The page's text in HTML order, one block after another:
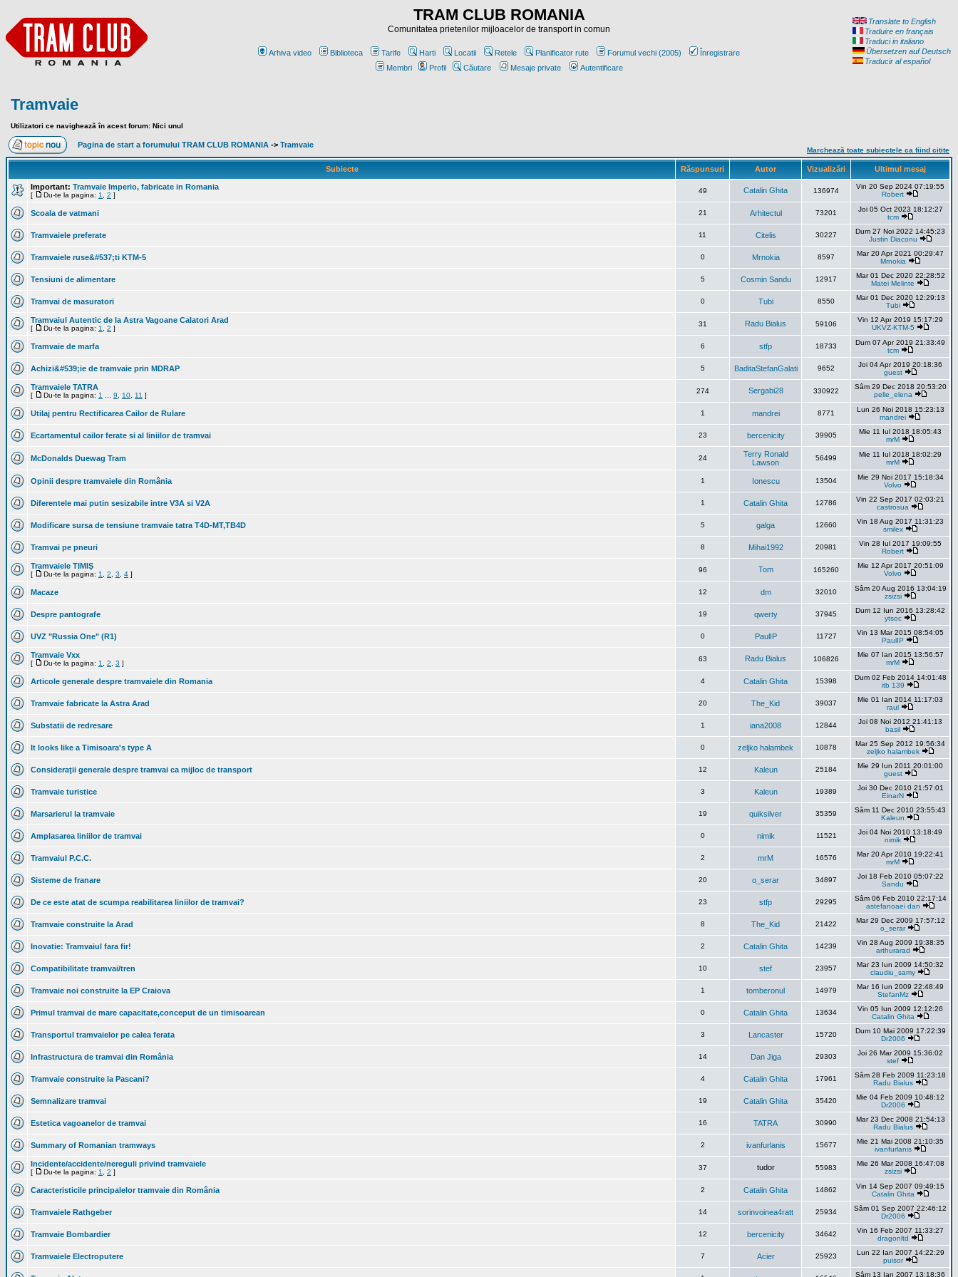
TRAM CLUB ROMANIA
Comunitatea prietenilor mijloacelor de transport in comun
Arhiva video Biblioteca Tarife Harti Locatii Retele Planificator rute Forumul vechi (2005)
Înregistrare
Membri
Profil Căutare Mesaje private Autentificare
Translate to English
Traduire en français
Traduci in italiano
Übersetzen auf Deutsch
Traducir al español
Tramvaie
Utilizatori ce navighează în acest forum: Nici unul
Pagina de start a forumului TRAM CLUB ROMANIA -> Tramvaie
Marchează toate subiectele ca fiind citite
Subiecte Răspunsuri Autor Vizualizări Ultimul mesaj
Important: Tramvaie Imperio, fabricate in Romania
[ Du-te la pagina: 1 2 ]
49 Catalin Ghita 136974
Vin 20 Sep 2024 07:19:55
Robert
Scoala de vatmani 21 Arhitectul 73201
Joi 05 Oct 2023 18:12:27
tcm
Tramvaiele preferate 11 Citelis 30227
Dum 27 Noi 2022 14:45:23
Justin Diaconu
Tramvaiele ruse&#537;ti KTM-5 0 Mrnokia 8597
Mar 20 Apr 2021 00:29:47
Mrnokia
Tensiuni de alimentare 5 Cosmin Sandu 12917
Mar 01 Dec 2020 22:28:52
Matei Melinte
Tramvai de masuratori 0 Tubi 8550
Mar 01 Dec 2020 12:29:13
Tubi
Tramvaiul Autentic de la Astra Vagoane Calatori Arad
[ Du-te la pagina: 1 2 ]
31 Radu Bialus 59106
Vin 12 Apr 2019 15:17:29
UKVZ-KTM-5
Tramvaie de marfa 6 stfp 18733
Dum 07 Apr 2019 21:33:49
tcm
Achizi&#539;ie de tramvaie prin MDRAP 5 BaditaStefanGalati 9652
Joi 04 Apr 2019 20:18:36
guest
Tramvaiele TATRA
[ Du-te la pagina: 1 9 10 11 ]
274 Sergabi28 330922
Sâm 29 Dec 2018 20:53:20
pelle_elena
Utilaj pentru Rectificarea Cailor de Rulare 1 mandrei 8771
Lun 26 Noi 2018 15:23:13
mandrei
Ecartamentul cailor ferate si al liniilor de tramvai 23 bercenicity 39905
Mie 11 Iul 2018 18:05:43
mrM
McDonalds Duewag Tram 24
Terry Ronald
Lawson
56499
Mie 11 Iul 2018 18:02:29
mrM
Opinii despre tramvaiele din România 1 Ionescu 13504
Mie 29 Noi 2017 15:18:34
Volvo
Diferentele mai putin sesizabile intre V3A si V2A 1 Catalin Ghita 12786
Vin 22 Sep 2017 02:03:21
castrosua
Modificare sursa de tensiune tramvaie tatra T4D-MT,TB4D 5 galga 12660
Vin 18 Aug 2017 11:31:23
smilex
Tramvai pe pneuri 8 Mihai1992 20981
Vin 28 Iul 2017 19:09:55
Robert
Tramvaiele TIMIŞ
[ Du-te la pagina: 1 2 3 4 ]
96 Tom 165260
Mie 12 Apr 2017 20:51:09
Volvo
Macaze 12 dm 32010
Sâm 20 Aug 2016 13:04:19
zsizsi
Despre pantografe 19 qwerty 37945
Dum 12 Iun 2016 13:28:42
ytsoc
UVZ "Russia One" (R1) 0 PaulIP 11727
Vin 13 Mar 2015 08:54:05
PaulIP
Tramvaie Vxx
[ Du-te la pagina: 1 2 3 ]
63 Radu Bialus 106826
Mie 07 Ian 2015 13:56:57
mrM
Articole generale despre tramvaiele din Romania 4 Catalin Ghita 15398
Dum 02 Feb 2014 14:01:48
itb 139
Tramvaie fabricate la Astra Arad 20 The_Kid 39037
Mie 01 Ian 2014 11:17:03
raul
Substatii de redresare 1 iana2008 12844
Joi 08 Noi 2012 21:41:13
basil
It looks like a Timisoara's type A 0 zeljko halambek 10878
Mar 25 Sep 2012 19:56:34
zeljko halambek
Consideraţii generale despre tramvai ca mijloc de transport 12 Kaleun 25184
Mie 29 Iun 2011 20:01:00
guest
Tramvaie turistice 3 Kaleun 19389
Joi 30 Dec 2010 21:57:01
EinarN
Marsarierul la tramvaie 19 quiksilver 35359
Sâm 11 Dec 2010 23:55:43
Kaleun
Amplasarea liniilor de tramvai 0 nimik 11521
Joi 04 Noi 2010 13:18:49
nimik
Tramvaiul P.C.C. 2 mrM 16576
Mar 20 Apr 2010 19:22:41
mrM
Sisteme de franare 20 o_serar 34897
Joi 18 Feb 2010 05:07:22
Sandu
De ce este atat de scumpa reabilitarea liniilor de tramvai? 23 stfp 29295
Sâm 06 Feb 2010 22:17:14
astefanoaei dan
Tramvaie construite la Arad 8 The_Kid 21422
Mar 29 Dec 2009 17:57:12
o_serar
Inovatie: Tramvaiul fara fir! 2 Catalin Ghita 14239
Vin 28 Aug 2009 19:38:35
arthurarad
Compatibilitate tramvai/tren 10 stef 23957
Mar 23 Iun 2009 14:50:32
claudiu_samy
Tramvaie noi construite la EP Craiova 1 tomberonul 14979
Mar 16 Iun 2009 22:48:49
StefanMz
Primul tramvai de mare capacitate,conceput de un timisoarean 0 Catalin Ghita 13634
Vin 05 Iun 2009 12:12:26
Catalin Ghita
Transportul tramvaielor pe calea ferata 3 Lancaster 15720
Dum 10 Mai 2009 17:22:39
Dr2006
Infrastructura de tramvai din România 14 Dan Jiga 29303
Joi 26 Mar 2009 15:36:02
stef
Tramvaie construite la Pascani? 4 Catalin Ghita 17961
Sâm 28 Feb 2009 11:23:18
Radu Bialus
Semnalizare tramvai 19 Catalin Ghita 35420
Mie 04 Feb 2009 10:48:12
Dr2006
Estetica vagoanelor de tramvai 16 TATRA 30990
Mar 23 Dec 2008 21:54:13
Radu Bialus
Summary of Romanian tramways 2 ivanfurlanis 15677
Mie 21 Mai 2008 21:10:35
ivanfurlanis
Incidente/accidente/nereguli privind tramvaiele
[ Du-te la pagina: 1 2 ]
37 tudor 55983
Mie 26 Mar 2008 16:47:08
zsizsi
Caracteristicile principalelor tramvaie din România 2 Catalin Ghita 14862
Vin 14 Sep 2007 09:49:15
Catalin Ghita
Tramvaiele Rathgeber 14 sorinvoinea4ratt 25934
Sâm 01 Sep 2007 22:46:12
Dr2006
Tramvaie Bombardier 12 bercenicity 34642
Vin 16 Feb 2007 11:33:27
dragonltd
Tramvaiele Electroputere 7 Acier 25923
Lun 22 Ian 2007 14:22:29
puisor
Sâm 13 Ian 2007 13:18:36